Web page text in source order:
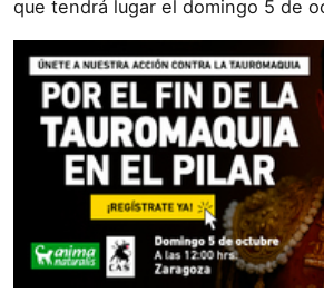
que tendrá lugar el domingo 5 de